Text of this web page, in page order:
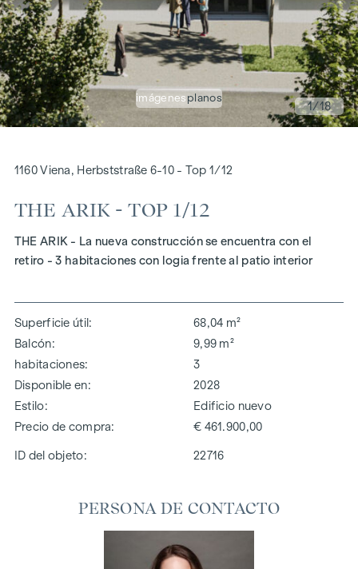
imágenes planos
1/18
1160 Viena, Herbststraße 6-10 - Top 1/12
THE ARIK - TOP 1/12
THE ARIK - La nueva construcción se encuentra con el
retiro - 3 habitaciones con logia frente al patio interior
Superficie útil
68,04 m²
Balcón
9,99 m²
habitaciones
3
Disponible en
2028
Estilo
Edificio nuevo
Precio de compra
€ 461.900,00
ID del objeto: 22716
PERSONA DE CONTACTO